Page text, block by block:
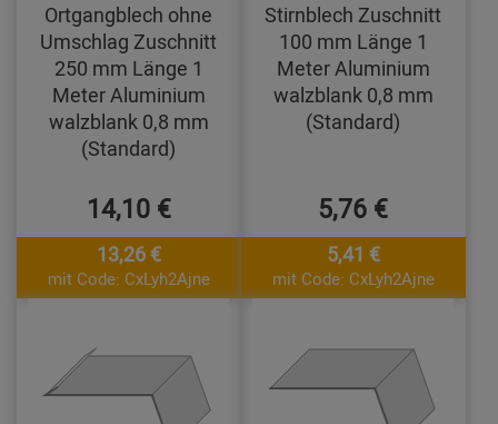
Ortgangblech ohne
Umschlag Zuschnitt
250 mm Länge 1
Meter Aluminium
walzblank 0,8 mm
(Standard)
14,10 €
13,26 €
mit Code: CxLyh2Ajne
Stirnblech Zuschnitt
100 mm Länge 1
Meter Aluminium
walzblank 0,8 mm
(Standard)
5,76 €
5,41 €
mit Code: CxLyh2Ajne